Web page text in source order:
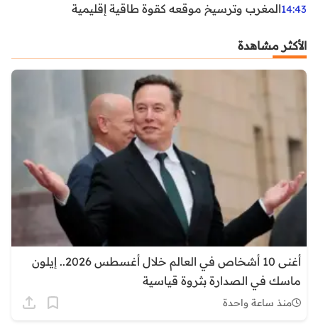
14:43المغرب وترسيخ موقعه كقوة طاقية إقليمية
الأكثر مشاهدة
أغنى 10 أشخاص في العالم خلال أغسطس 2026.. إيلون
ماسك في الصدارة بثروة قياسية
منذ ساعة واحدة